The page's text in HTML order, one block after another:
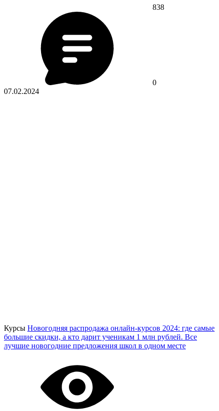
838
0
07.02.2024
Курсы Новогодняя распродажа онлайн-курсов 2024: где самые
большие скидки, а кто дарит ученикам 1 млн рублей. Все
лучшие новогодние предложения школ в одном месте